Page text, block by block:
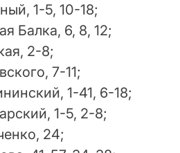
1-5, 10-18;
Балка, 6, 8, 12;
2-8;
7-11;
1-41, 6-18;
1-5, 2-8;
24;